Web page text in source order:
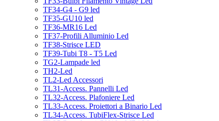
TF34-G4 - G9 led
TF35-GU10 led
TF36-MR16 Led
TF37-Profili Alluminio Led
TF38-Strisce LED
TF39-Tubi T8 - T5 Led
TG2-Lampade led
TH2-Led
TL2-Led Accessori
TL31-Access. Pannelli Led
TL32-Access. Plafoniere Led
TL33-Access. Proiettori a Binario Led
TL34-Access. TubiFlex-Strisce Led